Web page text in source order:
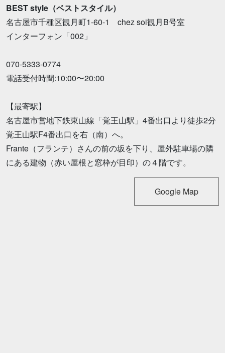
BEST style（ベストスタイル）
名古屋市千種区観月町1-60-1 chez soi観月B号室
インターフォン「002」
070-5333-0774
電話受付時間:10:00〜20:00
【最寄駅】
名古屋市営地下鉄東山線「覚王山駅」4番出口より徒歩2分
覚王山駅F4番出口を右（南）へ。
Frante（フランテ）さんの前の坂を下り、屋外駐車場の隣
にある建物（赤い屋根と窓枠が目印）の４階です。
Google Map